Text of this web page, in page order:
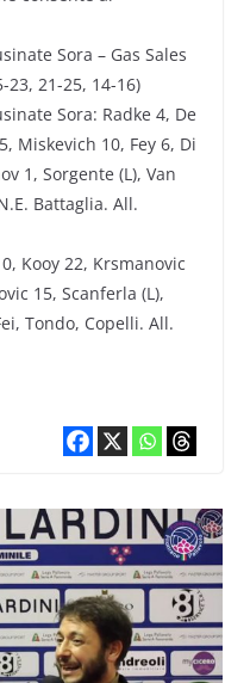
Sora – Gas Sales
23, 21-25, 14-16)
Sora: Radke 4, De
Miskevich 10, Fey 6, Di
1, Sorgente (L), Van
Battaglia. All.
Kooy 22, Krsmanovic
15, Scanferla (L),
Tondo, Copelli. All.